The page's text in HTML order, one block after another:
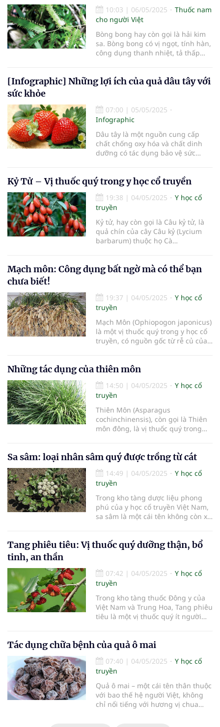
10:03 | 06/05/2025
Thuốc nam
cho người Việt
Bòng bong hay còn gọi là hải kim
sa. Bòng bong có vị ngọt, tính hàn,
công dụng thanh nhiệt, tả thấp
thường được nhân dân sử dụng để
nhiệt.
[Infographic] Những lợi ích của quả dâu tây với
sức khỏe
07:00 | 05/05/2025
Infographic
Dâu tây là một nguồn cung cấp
chất chống oxy hóa và chất dinh
dưỡng có tác dụng bảo vệ sức
Kỷ Tử – Vị thuốc quý trong y học cổ truyền
19:38 | 04/05/2025
Y học cổ
truyền
Kỷ tử, hay còn gọi là Câu kỷ tử, là
quả chín của cây Câu kỷ (Lycium
barbarum) thuộc họ Cà
một số nước châu Á khác. Quả kỷ
Mạch môn: Công dụng bất ngờ mà có thể bạn
chưa biết!
19:37 | 04/05/2025
Y học cổ
truyền
Mạch Môn (Ophiopogon japonicus)
là một vị thuốc quý trong y học cổ
truyền, có nguồn gốc từ rễ củ của
một số bệnh. Dưới đây là những
Những tác dụng của thiên môn
14:50 | 04/05/2025
Y học cổ
truyền
Thiên Môn (Asparagus
cochinchinensis), còn gọi là Thiên
môn đông, là vị thuốc quý trong
nhiệt, sinh tân dịch. Dưới đây là
được chữa bằng Thiên Môn:
Sa sâm: loại nhân sâm quý được trồng từ cát
14:49 | 04/05/2025
Y học cổ
truyền
Trong kho tàng dược liệu phong
phú của y học cổ truyền Việt Nam,
sa sâm là một cái tên không còn xa
dưỡng sinh. Được ví như một loại
Tang phiêu tiêu: Vị thuốc quý dưỡng thận, bổ
tinh, an thần
07:42 | 04/05/2025
Y học cổ
truyền
Trong kho tàng thuốc Đông y của
Việt Nam và Trung Hoa, Tang phiêu
tiêu là một vị thuốc quý ít người
tinh, trấn tĩnh thần kinh và chữa
niệu và sinh lý. Không giống như
các vị dược liệu có nguồn gốc thực
vật, Tang phiêu tiêu là một loại
thuốc từ động vật, cụ thể là bọng
đái khô của côn trùng – điều này
khiến nó trở nên độc đáo và khá
Tác dụng chữa bệnh của quả ô mai
07:40 | 04/05/2025
Y học cổ
truyền
Quả ô mai – một cái tên thân thuộc
với bao thế hệ người Việt, không
chỉ nổi tiếng với hương vị chua